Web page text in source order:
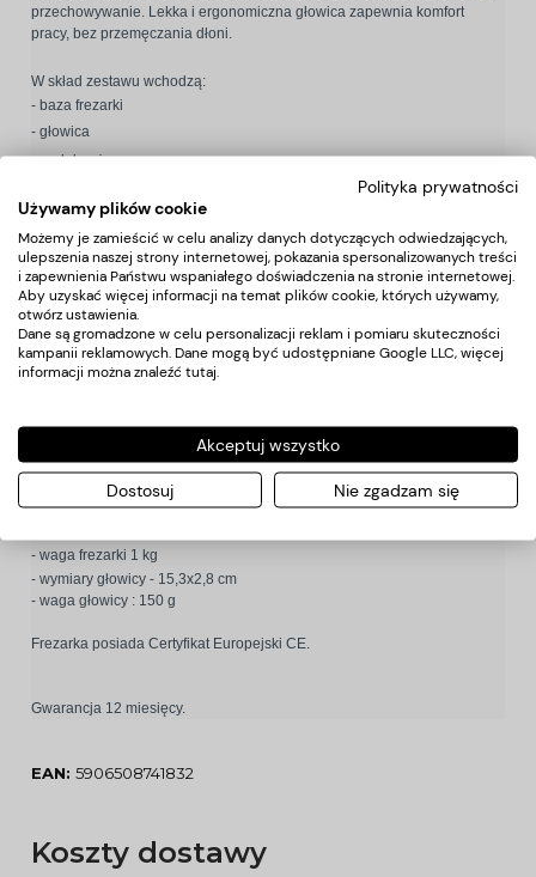
przechowywanie. Lekka i ergonomiczna głowica zapewnia komfort
pracy, bez przemęczania dłoni.
W skład zestawu wchodzą:
- baza frezarki
- głowica
- pedał nożny
- podstawka pod głowicę
Dane techniczne:
- płynna regulacja obrotów: 0-35 tys. obrotów (prawe/lewe)
- rączka TWIST-LOCK (wymiana frezów jednym ruchem)
- dopasowanie stanradowych frezów o średnicy 2.32
- moment obrotowy 5,71 mNm
- sterowanie pedałem nożnym i z poziomu bazy
Wymiary:
- waga frezarki 1 kg
- wymiary głowicy - 15,3x2,8 cm
- waga głowicy : 150 g
Frezarka posiada Certyfikat Europejski CE.
Gwarancja 12 miesięcy.
EAN: 5906508741832
Koszty dostawy
Polityka prywatności
Używamy plików cookie
Możemy je zamieścić w celu analizy danych dotyczących odwiedzających,
ulepszenia naszej strony internetowej, pokazania spersonalizowanych treści
i zapewnienia Państwu wspaniałego doświadczenia na stronie internetowej.
Aby uzyskać więcej informacji na temat plików cookie, których używamy,
otwórz ustawienia.
Dane są gromadzone w celu personalizacji reklam i pomiaru skuteczności
kampanii reklamowych. Dane mogą być udostępniane Google LLC, więcej
informacji można znaleźć tutaj.
Akceptuj wszystko
Dostosuj Nie zgadzam się